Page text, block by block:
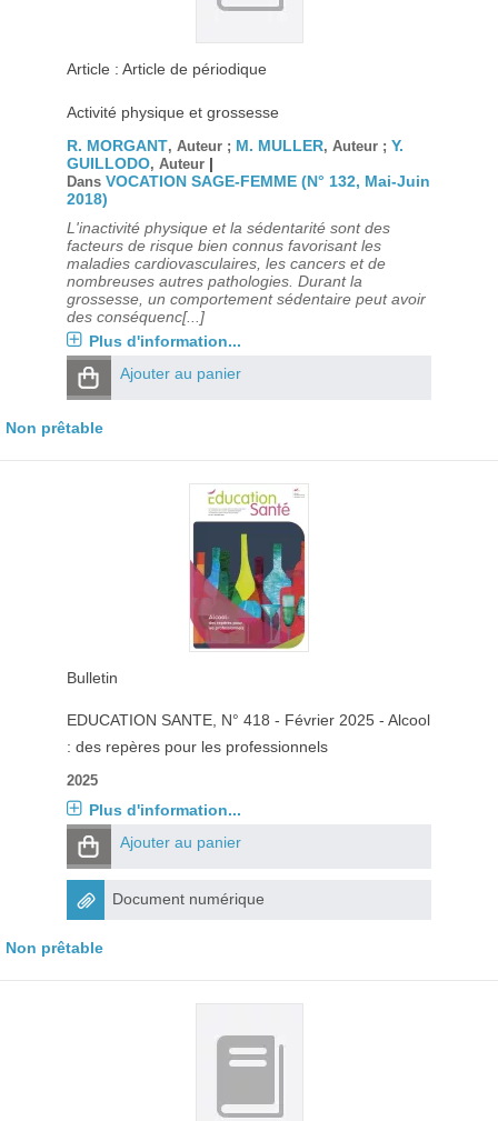
Article : Article de périodique
Activité physique et grossesse
R. MORGANT, Auteur ; M. MULLER, Auteur ; Y.
GUILLODO, Auteur |
Dans VOCATION SAGE-FEMME (N° 132, Mai-Juin
2018)
L'inactivité physique et la sédentarité sont des
facteurs de risque bien connus favorisant les
maladies cardiovasculaires, les cancers et de
nombreuses autres pathologies. Durant la
grossesse, un comportement sédentaire peut avoir
des conséquenc[...]
Plus d'information...
Ajouter au panier
Non prêtable
Bulletin
EDUCATION SANTE, N° 418 - Février 2025 - Alcool
: des repères pour les professionnels
2025
Plus d'information...
Ajouter au panier
Document numérique
Non prêtable